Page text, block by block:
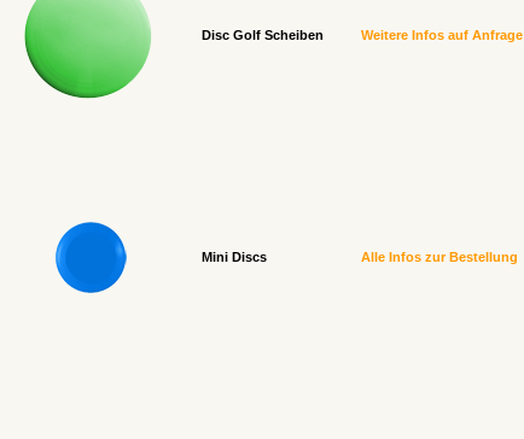
Disc Golf Scheiben Weitere Infos auf Anfrage
Mini Discs Alle Infos zur Bestellung